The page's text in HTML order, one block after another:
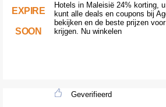
EXPIRE
SOON
Hotels in Maleisië 24% korting, u
kunt alle deals en coupons bij
bekijken en de beste prijzen
krijgen. Nu winkelen
Geverifieerd